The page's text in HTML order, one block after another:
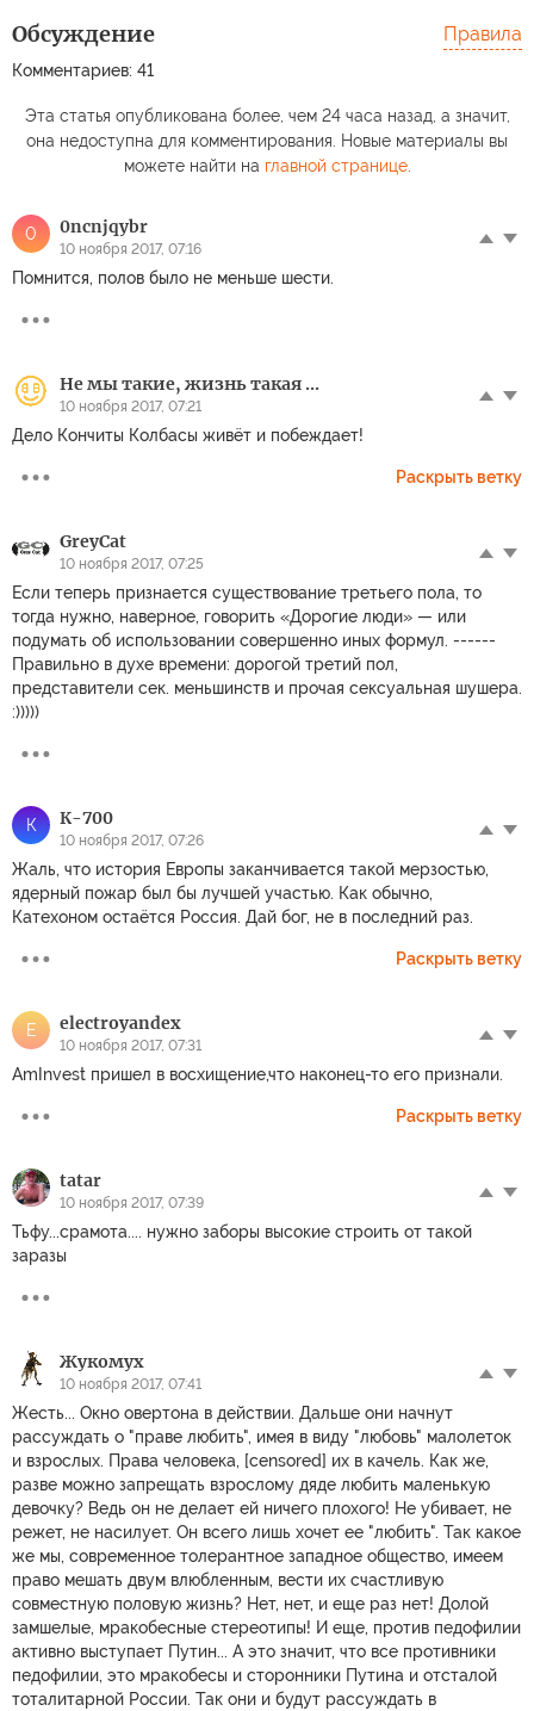
Обсуждение
Комментариев: 41
Правила
Эта статья опубликована более, чем 24 часа назад, а значит,
она недоступна для комментирования. Новые материалы вы
можете найти на главной странице.
0 0ncnjqybr
10 ноября 2017, 07:16
Помнится, полов было не меньше шести.
Не мы такие, жизнь такая ...
10 ноября 2017, 07:21
Дело Кончиты Колбасы живёт и побеждает!
Раскрыть ветку
GreyCat
10 ноября 2017, 07:25
Если теперь признается существование третьего пола, то
тогда нужно, наверное, говорить «Дорогие люди» — или
подумать об использовании совершенно иных формул. ------
Правильно в духе времени: дорогой третий пол,
представители сек. меньшинств и прочая сексуальная шушера.
:)))))
К К-700
10 ноября 2017, 07:26
Жаль, что история Европы заканчивается такой мерзостью,
ядерный пожар был бы лучшей участью. Как обычно,
Катехоном остаётся Россия. Дай бог, не в последний раз.
Раскрыть ветку
E electroyandex
10 ноября 2017, 07:31
AmInvest пришел в восхищение,что наконец-то его признали.
Раскрыть ветку
tatar
10 ноября 2017, 07:39
Тьфу...срамота.... нужно заборы высокие строить от такой
заразы
Жукомух
10 ноября 2017, 07:41
Жесть... Окно овертона в действии. Дальше они начнут
рассуждать о "праве любить", имея в виду "любовь" малолеток
и взрослых. Права человека, [censored] их в качель. Как же,
разве можно запрещать взрослому дяде любить маленькую
девочку? Ведь он не делает ей ничего плохого! Не убивает, не
режет, не насилует. Он всего лишь хочет ее "любить". Так какое
же мы, современное толерантное западное общество, имеем
право мешать двум влюбленным, вести их счастливую
совместную половую жизнь? Нет, нет, и еще раз нет! Долой
замшелые, мракобесные стереотипы! И еще, против педофилии
активно выступает Путин... А это значит, что все противники
педофилии, это мракобесы и сторонники Путина и отсталой
тоталитарной России. Так они и будут рассуждать в